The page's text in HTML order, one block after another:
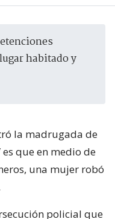
habitado y
la madrugada de
es que en medio de
una mujer robó
policial que